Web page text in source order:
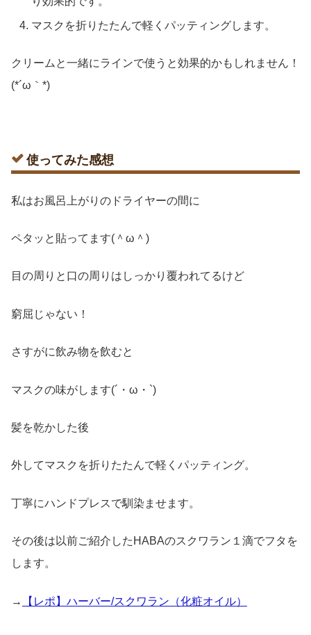
マスクを折りたたんで軽くパッティングします。
クリームと一緒にラインで使うと効果的かもしれません！
(*´ω｀*)
使ってみた感想
私はお風呂上がりのドライヤーの間に
ペタッと貼ってます(＾ω＾)
目の周りと口の周りはしっかり覆われてるけど
窮屈じゃない！
さすがに飲み物を飲むと
マスクの味がします(´・ω・`)
髪を乾かした後
外してマスクを折りたたんで軽くパッティング。
丁寧にハンドプレスで馴染ませます。
その後は以前ご紹介したHABAのスクワラン１滴でフタを
します。
→ 【レポ】ハーバー/スクワラン（化粧オイル）